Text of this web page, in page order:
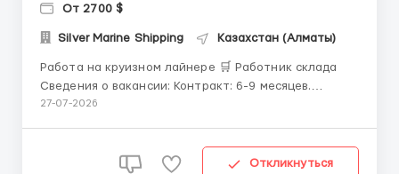
От 2700 $
Silver Marine Shipping Казахстан (Алматы)
Работа на круизном лайнере 🛒 Работник склада
Сведения о вакансии: Контракт: 6-9 месяцев.
Отпуск: 2 месяца. Заработная плата:
зависимости от размера рабочего места, маршрута
27-07-2026
Откликнуться